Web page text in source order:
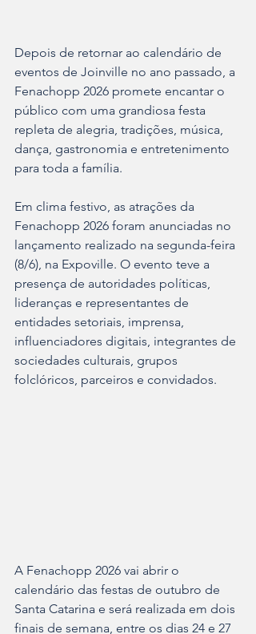
Depois de retornar ao calendário de
eventos de Joinville no ano passado, a
Fenachopp 2026 promete encantar o
público com uma grandiosa festa
repleta de alegria, tradições, música,
dança, gastronomia e entretenimento
para toda a família.
Em clima festivo, as atrações da
Fenachopp 2026 foram anunciadas no
lançamento realizado na segunda-feira
(8/6), na Expoville. O evento teve a
presença de autoridades políticas,
lideranças e representantes de
entidades setoriais, imprensa,
influenciadores digitais, integrantes de
sociedades culturais, grupos
folclóricos, parceiros e convidados.
A Fenachopp 2026 vai abrir o
calendário das festas de outubro de
Santa Catarina e será realizada em dois
finais de semana, entre os dias 24 e 27